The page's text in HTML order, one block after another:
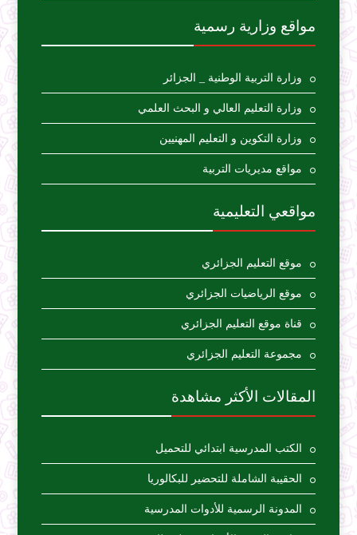
مواقع وزارية رسمية
وزارة التربية الوطنية _ الجزائر
وزارة التعليم العالي و البحث العلمي
وزارة التكوين و التعليم المهنيين
مواقع مديريات التربية
مواقعي التعليمية
موقع التعليم الجزائري
موقع الرياضيات الجزائري
قناة موقع التعليم الجزائري
مجموعة التعليم الجزائري
المقالات الأكثر مشاهدة
الكتب المدرسية ابتدائي للتحميل
الحقيبة الشاملة للتحضير للبكالوريا
المدونة الرسمية للأدوات المدرسية